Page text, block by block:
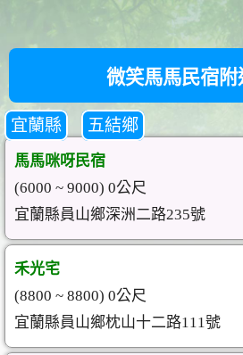
微笑馬馬民宿附
宜蘭縣 五結鄉
馬馬咪呀民宿
(6000 ~ 9000) 0公尺
宜蘭縣員山鄉深洲二路235號
禾光宅
(8800 ~ 8800) 0公尺
宜蘭縣員山鄉枕山十二路111號